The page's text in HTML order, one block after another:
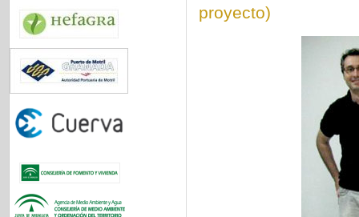
proyecto)